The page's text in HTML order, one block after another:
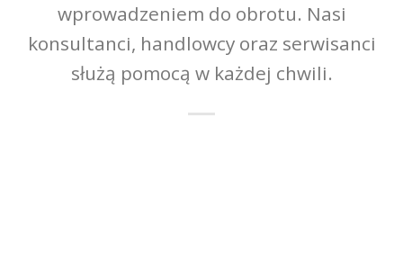
wprowadzeniem do obrotu. Nasi
konsultanci, handlowcy oraz serwisanci
służą pomocą w każdej chwili.